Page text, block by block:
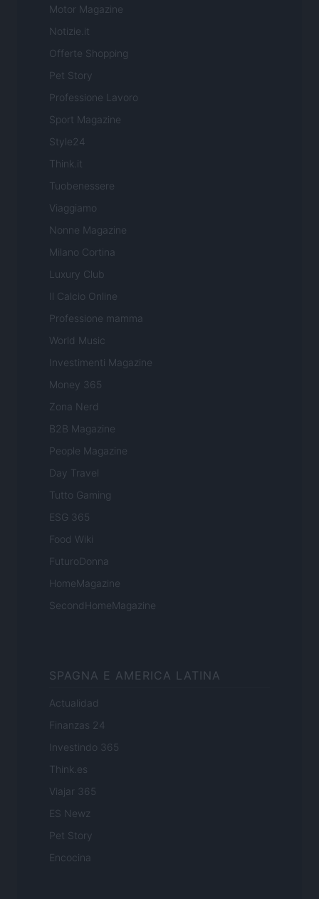
Motor Magazine
Notizie.it
Offerte Shopping
Pet Story
Professione Lavoro
Sport Magazine
Style24
Think.it
Tuobenessere
Viaggiamo
Nonne Magazine
Milano Cortina
Luxury Club
Il Calcio Online
Professione mamma
World Music
Investimenti Magazine
Money 365
Zona Nerd
B2B Magazine
People Magazine
Day Travel
Tutto Gaming
ESG 365
Food Wiki
FuturoDonna
HomeMagazine
SecondHomeMagazine
SPAGNA E AMERICA LATINA
Actualidad
Finanzas 24
Investindo 365
Think.es
Viajar 365
ES Newz
Pet Story
Encocina